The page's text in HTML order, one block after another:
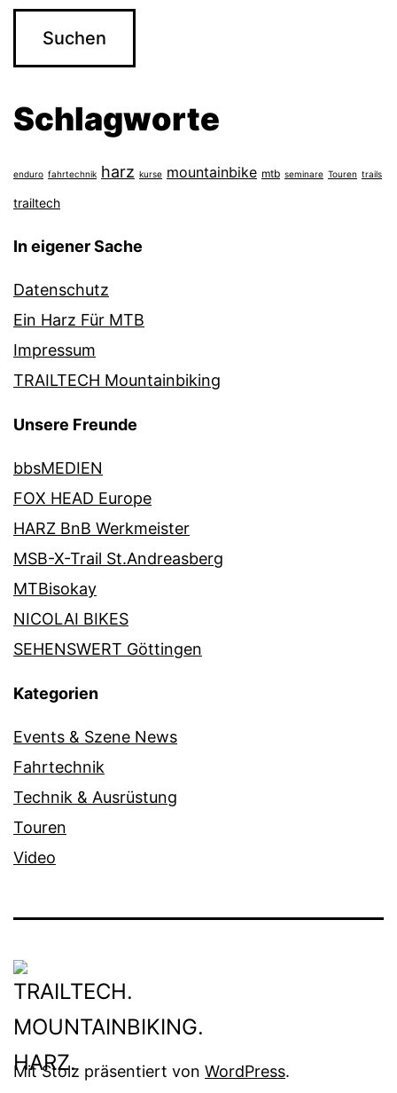
Schlagworte
enduro fahrtechnik harz kurse mountainbike mtb seminare Touren trails
trailtech
In eigener Sache
Datenschutz
Ein Harz Für MTB
Impressum
TRAILTECH Mountainbiking
Unsere Freunde
bbsMEDIEN
FOX HEAD Europe
HARZ BnB Werkmeister
MSB-X-Trail St.Andreasberg
MTBisokay
NICOLAI BIKES
SEHENSWERT Göttingen
Kategorien
Events & Szene News
Fahrtechnik
Technik & Ausrüstung
Touren
Video
Mit Stolz präsentiert von WordPress.